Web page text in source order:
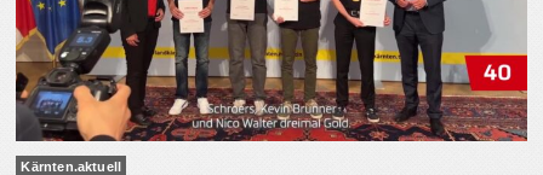
Kärnten.aktuell